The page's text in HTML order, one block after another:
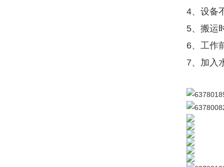
4、设备
5、搬运
6、工作
7、加入